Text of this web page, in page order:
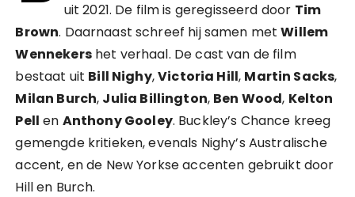
uit 2021. De film is geregisseerd door Tim
Brown. Daarnaast schreef hij samen metWillem
Wennekershet verhaal. De cast van de film
bestaat uit Bill Nighy,Victoria Hill, Martin Sacks,
Milan Burch, Julia Billington, Ben Wood, Kelton
Pell en Anthony Gooley. Buckley’s Chance kreeg
gemengde kritieken, evenals Nighy’s Australische
accent, en de New Yorkse accenten gebruikt door
Hill en Burch.